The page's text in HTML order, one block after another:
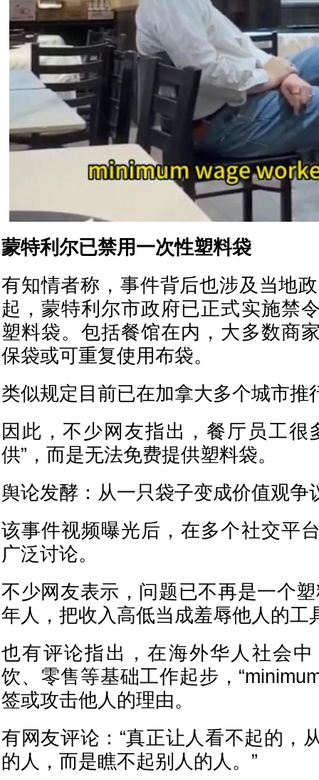
蒙特利尔已禁用一次性塑料袋
有知情者称，事件背后也涉及当地
起，蒙特利尔市政府已正式实施禁
塑料袋。包括餐馆在内，大多数商
保袋或可重复使用布袋。
类似规定目前已在加拿大多个城市推
因此，不少网友指出，餐厅员工很
供”，而是无法免费提供塑料袋。
舆论发酵：从一只袋子变成价值观争
该事件视频曝光后，在多个社交平
广泛讨论。
不少网友表示，问题已不再是一个
年人，把收入高低当成羞辱他人的工
也有评论指出，在海外华人社会
饮、零售等基础工作起步，
签或攻击他人的理由。
有网友评论：“真正让人看不起的，
的人，而是瞧不起别人的人。”